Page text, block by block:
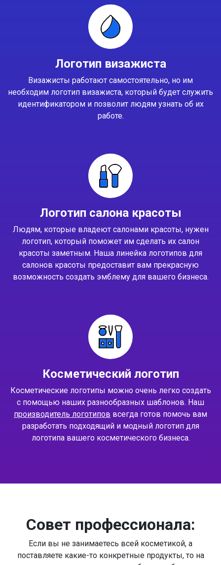
Логотип визажиста
Визажисты работают самостоятельно, но им
необходим логотип визажиста, который будет служить
идентификатором и позволит людям узнать об их
работе.
Логотип салона красоты
Людям, которые владеют салонами красоты, нужен
логотип, который поможет им сделать их салон
красоты заметным. Наша линейка логотипов для
салонов красоты предоставит вам прекрасную
возможность создать эмблему для вашего бизнеса.
Косметический логотип
Косметические логотипы можно очень легко создать
с помощью наших разнообразных шаблонов. Наш
производитель логотипов всегда готов помочь вам
разработать подходящий и модный логотип для
логотипа вашего косметического бизнеса.
Совет профессионала:
Если вы не занимаетесь всей косметикой, а
поставляете какие-то конкретные продукты, то на